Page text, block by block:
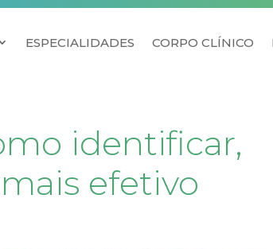
ESPECIALIDADES CORPO CLÍNICO
identificar,
efetivo